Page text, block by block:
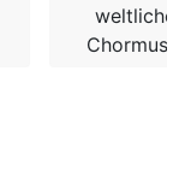
weltliche
Chormusik